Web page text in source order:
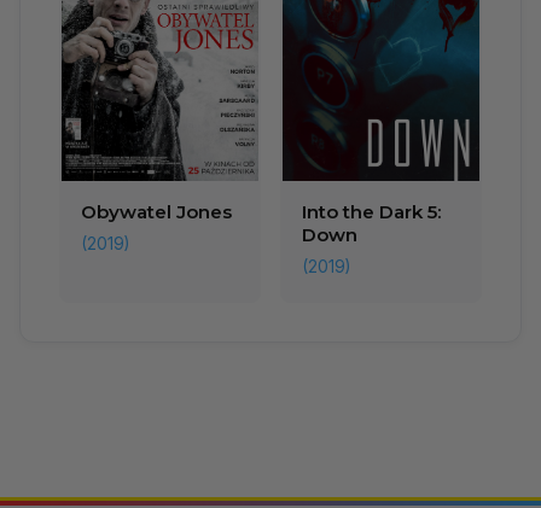
Obywatel Jones
(2019)
Into the Dark 5:
Down
(2019)